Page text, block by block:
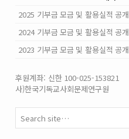
2025 기부금 모금 및 활용실적 공개
2024 기부금 모금 및 활용실적 공개
2023 기부금 모금 및 활용실적 공개
후원계좌: 신한 100-025-153821
사)한국기독교사회문제연구원